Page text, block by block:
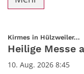
Kirmes in Hülzweiler...
Heilige Messe
10. Aug. 2026 8:45